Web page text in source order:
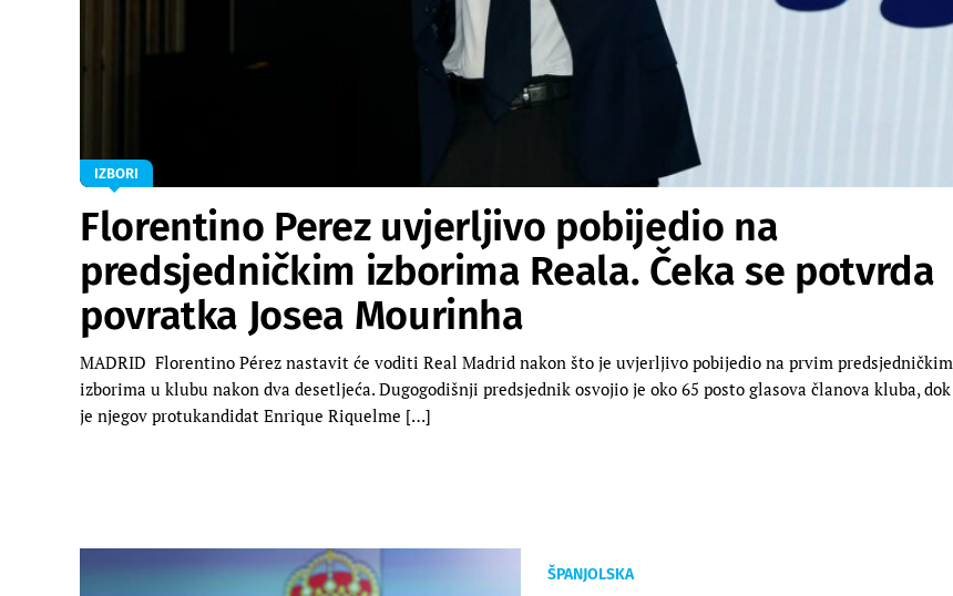
IZBORI
Florentino Perez uvjerljivo pobijedio na
predsjedničkim izborima Reala. Čeka se potvrda
povratka Josea Mourinha
MADRID Florentino Pérez nastavit će voditi Real Madrid nakon što je uvjerljivo pobijedio na prvim predsjedničkim
izborima u klubu nakon dva desetljeća. Dugogodišnji predsjednik osvojio je oko 65 posto glasova članova kluba, dok
je njegov protukandidat Enrique Riquelme […]
ŠPANJOLSKA